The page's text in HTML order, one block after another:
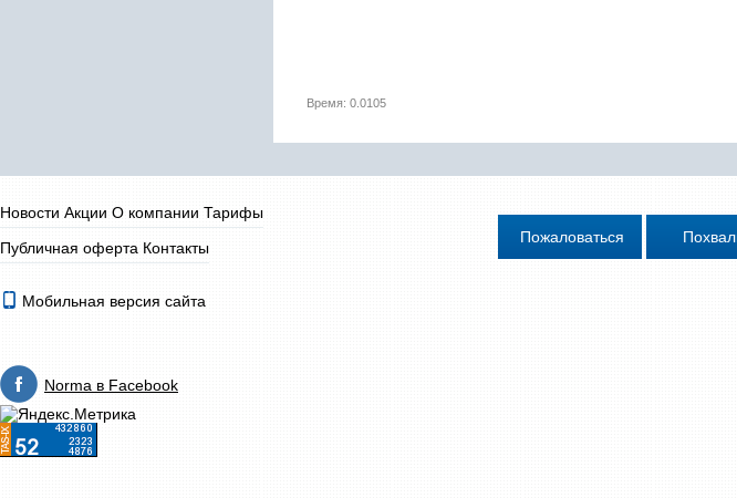
Время: 0.0105
Новости Акции О компании Тарифы
Публичная оферта Контакты
Мобильная версия сайта
Norma в Facebook